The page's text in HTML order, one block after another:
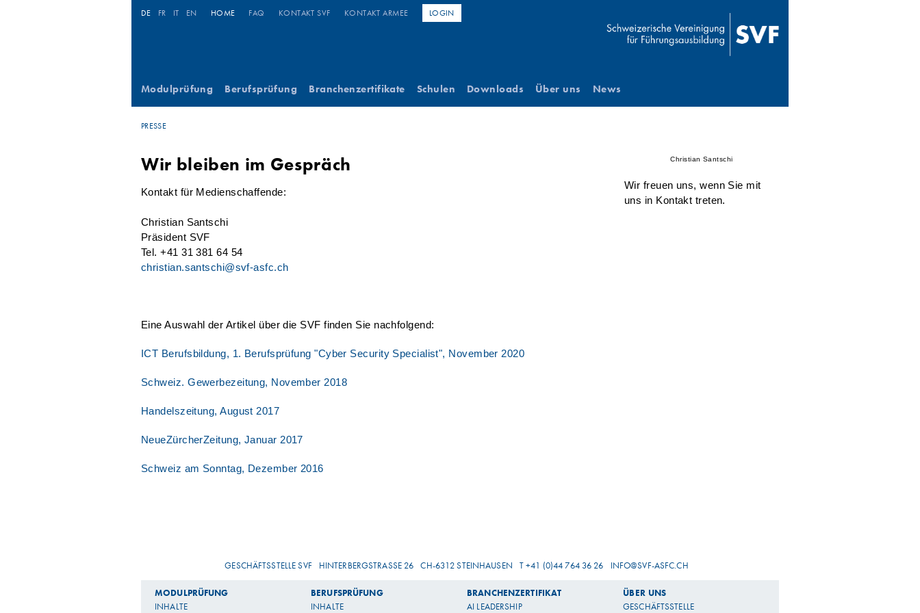
DE FR IT EN HOME FAQ KONTAKT SVF KONTAKT ARMEE LOGIN
Modulprüfung Berufsprüfung Branchenzertifikate Schulen Downloads Über uns News
PRESSE
Wir bleiben im Gespräch
Kontakt für Medienschaffende:
Christian Santschi
Präsident SVF
Tel. +41 31 381 64 54
christian.santschi@svf-asfc.ch
Eine Auswahl der Artikel über die SVF finden Sie nachfolgend:
ICT Berufsbildung, 1. Berufsprüfung "Cyber Security Specialist", November 2020
Schweiz. Gewerbezeitung, November 2018
Handelszeitung, August 2017
NeueZürcherZeitung, Januar 2017
Schweiz am Sonntag, Dezember 2016
Christian Santschi
Wir freuen uns, wenn Sie mit
uns in Kontakt treten.
GESCHÄFTSSTELLE SVF HINTERBERGSTRASSE 26 CH-6312 STEINHAUSEN T +41 (0)44 764 36 26 INFO@SVF-ASFC.CH
MODULPRÜFUNG
INHALTE
BERUFSPRÜFUNG
INHALTE
BRANCHENZERTIFIKAT
AI LEADERSHIP
ÜBER UNS
GESCHÄFTSSTELLE